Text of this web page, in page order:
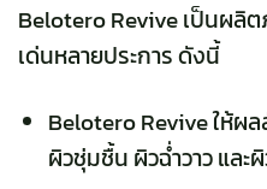
Belotero Revive เป็นผ
เด่นหลายประการ ดังนี้
Belotero Reviveให้ผล
ผิวชุ่มชื้น ผิวฉ่ำวาว และ